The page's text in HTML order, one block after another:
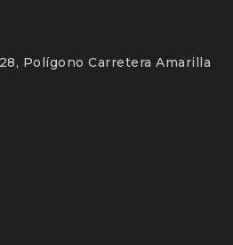
Polígono Carretera Amarilla